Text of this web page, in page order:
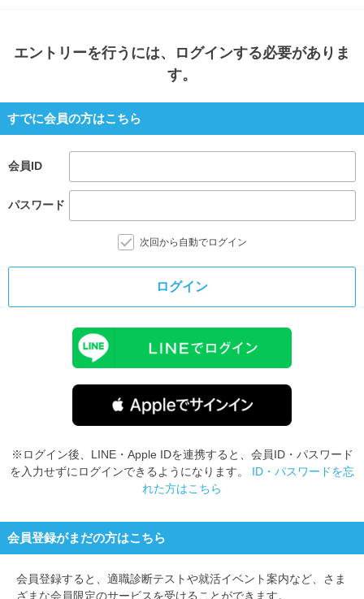
エントリーを行うには、ログインする必要がありま
す。
すでに会員の方はこちら
会員ID
パスワード
次回から自動でログイン
ログイン
※ログイン後、LINE・Apple IDを連携すると、会員ID・パスワード
を入力せずにログインできるようになります。 ID・パスワードを忘
れた方はこちら
会員登録がまだの方はこちら
会員登録すると、 適職診断テストや就活イベント案内など、さま
ざまな会員限定のサービスを受けることができます。